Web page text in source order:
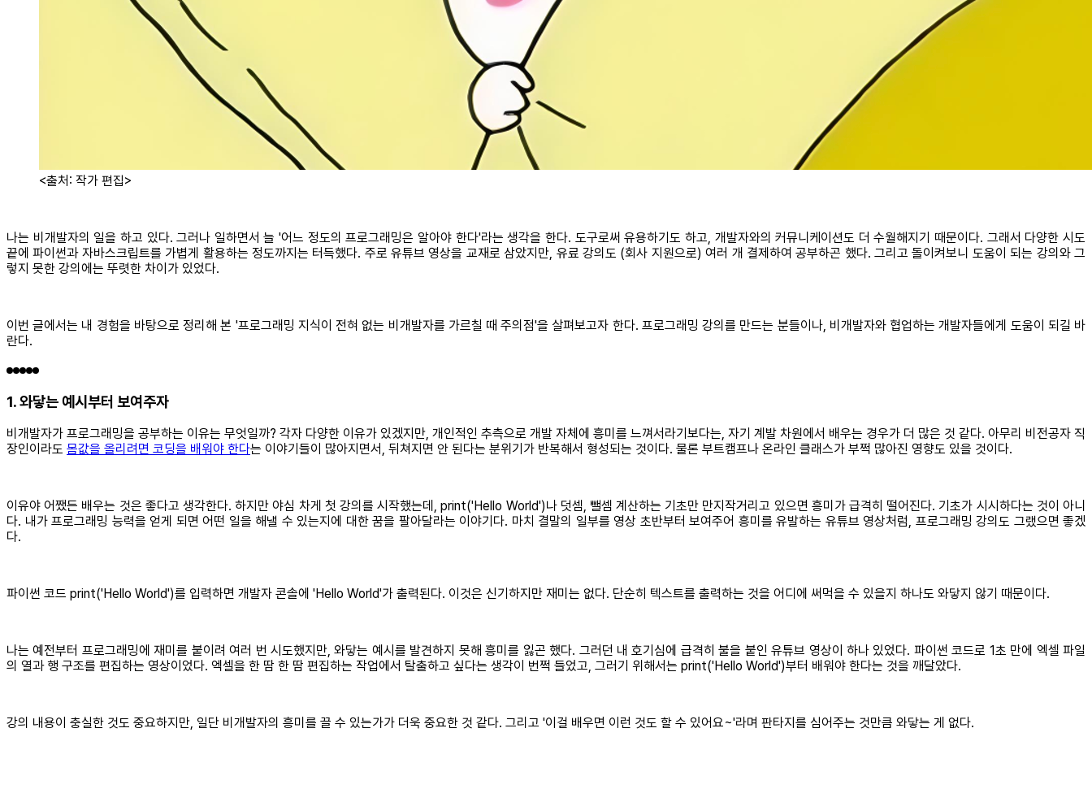
<출처: 작가 편집>
나는 비개발자의 일을 하고 있다. 그러나 일하면서 늘 '어느 정도의 프로그래밍은 알아야 한다'라는 생각을 한다. 도구로써 유용하기도 하고, 개발자와의 커뮤니케이션도 더 수월해지기 때문이다. 그래서 다양한 시도
끝에 파이썬과 자바스크립트를 가볍게 활용하는 정도까지는 터득했다. 주로 유튜브 영상을 교재로 삼았지만, 유료 강의도 (회사 지원으로) 여러 개 결제하여 공부하곤 했다. 그리고 돌이켜보니 도움이 되는 강의와 그
렇지 못한 강의에는 뚜렷한 차이가 있었다.
이번 글에서는 내 경험을 바탕으로 정리해 본 '프로그래밍 지식이 전혀 없는 비개발자를 가르칠 때 주의점'을 살펴보고자 한다. 프로그래밍 강의를 만드는 분들이나, 비개발자와 협업하는 개발자들에게 도움이 되길 바
란다.
1. 와닿는 예시부터 보여주자
비개발자가 프로그래밍을 공부하는 이유는 무엇일까? 각자 다양한 이유가 있겠지만, 개인적인 추측으로 개발 자체에 흥미를 느껴서라기보다는, 자기 계발 차원에서 배우는 경우가 더 많은 것 같다. 아무리 비전공자 직
장인이라도 몸값을 올리려면 코딩을 배워야 한다는 이야기들이 많아지면서, 뒤쳐지면 안 된다는 분위기가 반복해서 형성되는 것이다. 물론 부트캠프나 온라인 클래스가 부쩍 많아진 영향도 있을 것이다.
이유야 어쨌든 배우는 것은 좋다고 생각한다. 하지만 야심 차게 첫 강의를 시작했는데, print('Hello World')나 덧셈, 뺄셈 계산하는 기초만 만지작거리고 있으면 흥미가 급격히 떨어진다. 기초가 시시하다는 것이 아니
다. 내가 프로그래밍 능력을 얻게 되면 어떤 일을 해낼 수 있는지에 대한 꿈을 팔아달라는 이야기다. 마치 결말의 일부를 영상 초반부터 보여주어 흥미를 유발하는 유튜브 영상처럼, 프로그래밍 강의도 그랬으면 좋겠
다.
파이썬 코드 print('Hello World')를 입력하면 개발자 콘솔에 'Hello World'가 출력된다. 이것은 신기하지만 재미는 없다. 단순히 텍스트를 출력하는 것을 어디에 써먹을 수 있을지 하나도 와닿지 않기 때문이다.
나는 예전부터 프로그래밍에 재미를 붙이려 여러 번 시도했지만, 와닿는 예시를 발견하지 못해 흥미를 잃곤 했다. 그러던 내 호기심에 급격히 불을 붙인 유튜브 영상이 하나 있었다. 파이썬 코드로 1초 만에 엑셀 파일
의 열과 행 구조를 편집하는 영상이었다. 엑셀을 한 땀 한 땀 편집하는 작업에서 탈출하고 싶다는 생각이 번쩍 들었고, 그러기 위해서는 print('Hello World')부터 배워야 한다는 것을 깨달았다.
강의 내용이 충실한 것도 중요하지만, 일단 비개발자의 흥미를 끌 수 있는가가 더욱 중요한 것 같다. 그리고 '이걸 배우면 이런 것도 할 수 있어요~'라며 판타지를 심어주는 것만큼 와닿는 게 없다.